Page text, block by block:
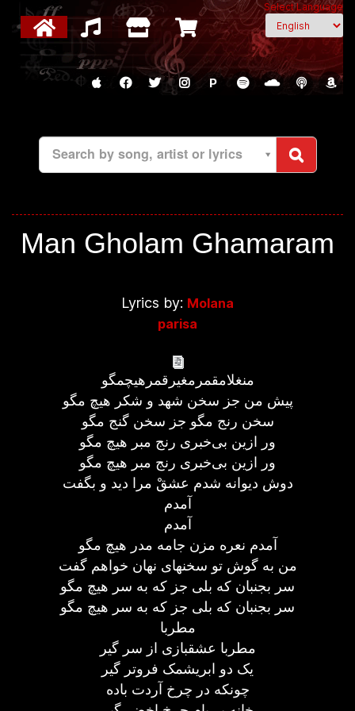
Select Language
P
Search by song, artist or lyrics
Man Gholam Ghamaram
Lyrics by: Molana
parisa
منغلامقمرمغیرقمرهیچمگو
پیش من جز سخن شهد و شکر هیچ مگو
سخن رنج مگو جز سخن گنج مگو
ور ازین بی‌خبری رنج مبر هیچ مگو
ور ازین بی‌خبری رنج مبر هیچ مگو
دوش دیوانه شدم عشقْ مرا دید و بگفت
آمدم
آمدم
آمدم نعره مزن جامه مدر هیچ مگو
من به گوش تو سخنهای نهان خواهم گفت
سر بجنبان که بلی جز که به سر هیچ مگو
سر بجنبان که بلی جز که به سر هیچ مگو
مطربا
مطربا عشقبازی از سر گیر
یک دو ابریشمک فروتر گیر
چونکه در چرخ آردت باده